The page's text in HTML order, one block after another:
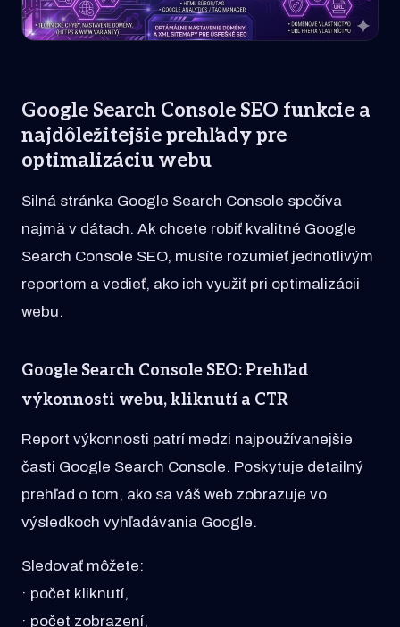
Google Search Console SEO funkcie a
najdôležitejšie prehľady pre
optimalizáciu webu
Silná stránka Google Search Console spočíva
najmä v dátach. Ak chcete robiť kvalitné Google
Search Console SEO, musíte rozumieť jednotlivým
reportom a vedieť, ako ich využiť pri optimalizácii
webu.
Google Search Console SEO: Prehľad
výkonnosti webu, kliknutí a CTR
Report výkonnosti patrí medzi najpoužívanejšie
časti Google Search Console. Poskytuje detailný
prehľad o tom, ako sa váš web zobrazuje vo
výsledkoch vyhľadávania Google.
Sledovať môžete:
· počet kliknutí,
· počet zobrazení,